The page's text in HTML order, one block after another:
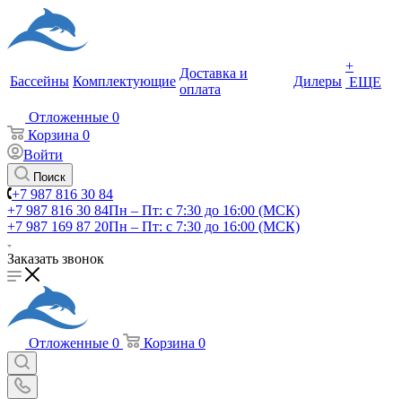
Бассейны Комплектующие
Доставка и
оплата
Дилеры
+
ЕЩЕ
Отложенные 0
Корзина 0
Войти
Поиск
+7 987 816 30 84
+7 987 816 30 84Пн – Пт: с 7:30 до 16:00 (МСК)
+7 987 169 87 20Пн – Пт: с 7:30 до 16:00 (МСК)
Заказать звонок
Отложенные 0 Корзина 0